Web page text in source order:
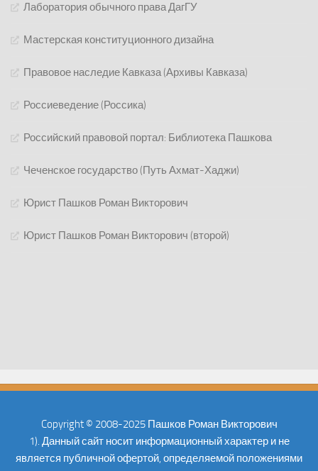
Лаборатория обычного права ДагГУ
Мастерская конституционного дизайна
Правовое наследие Кавказа (Архивы Кавказа)
Россиеведение (Россика)
Российский правовой портал: Библиотека Пашкова
Чеченское государство (Путь Ахмат-Хаджи)
Юрист Пашков Роман Викторович
Юрист Пашков Роман Викторович (второй)
Copyright © 2008-2025 Пашков Роман Викторович
1). Данный сайт носит информационный характер и не
является публичной офертой, определяемой положениями